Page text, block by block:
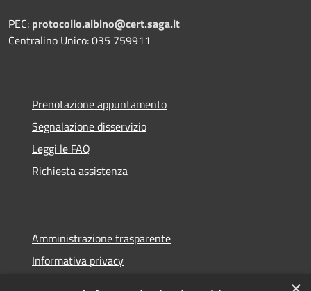
PEC: protocollo.albino@cert.saga.it
Centralino Unico: 035 759911
Prenotazione appuntamento
Segnalazione disservizio
Leggi le FAQ
Richiesta assistenza
Amministrazione trasparente
Informativa privacy